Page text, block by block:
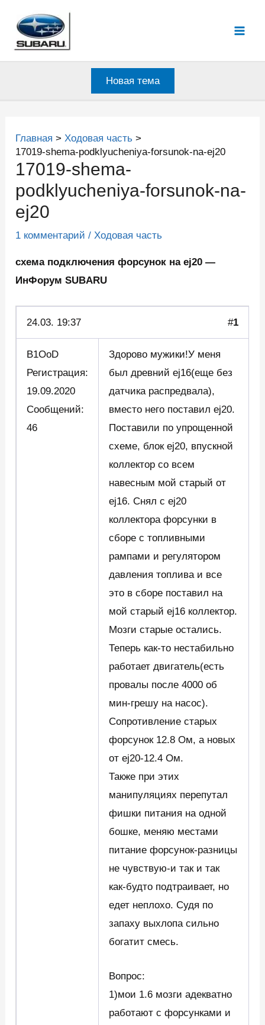
содержимому
Новая тема
Главная
Ходовая часть
17019-shema-podklyucheniya-forsunok-na-ej20
17019-shema-
podklyucheniya-forsunok-na-
ej20
1 комментарий /Ходовая часть
схема подключения форсунок на ej20 —
ИнФорум SUBARU
24.03. 19:37 #1
B1OoD
Регистрация:
19.09.2020
Сообщений:
46
Здорово мужики!У меня
был древний ej16(еще без
датчика распредвала),
вместо него поставил ej20.
Поставили по упрощенной
схеме, блок ej20, впускной
коллектор со всем
навесным мой старый от
ej16. Снял с ej20
коллектора форсунки в
сборе с топливными
рампами и регулятором
давления топлива и все
это в сборе поставил на
мой старый ej16 коллектор.
Мозги старые остались.
Теперь как-то нестабильно
работает двигатель(есть
провалы после 4000 об
мин-грешу на насос).
Сопротивление старых
форсунок 12.8 Ом, а новых
от ej20-12.4 Ом.
Также при этих
манипуляциях перепутал
фишки питания на одной
бошке, меняю местами
питание форсунок-разницы
не чувствую-и так и так
как-будто подтраивает, но
едет неплохо. Судя по
запаху выхлопа сильно
богатит смесь.
Вопрос:
1)мои 1.6 мозги адекватно
работают с форсунками и